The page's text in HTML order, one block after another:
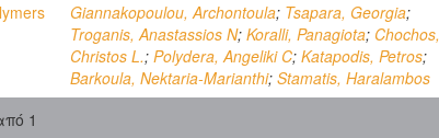
Giannakopoulou, Archontoula; Tsapara, Georgia;
Troganis, Anastassios N; Koralli, Panagiota; Chochos,
Christos L.; Polydera, Angeliki C; Katapodis, Petros;
Barkoula, Nektaria-Marianthi; Stamatis, Haralambos
1